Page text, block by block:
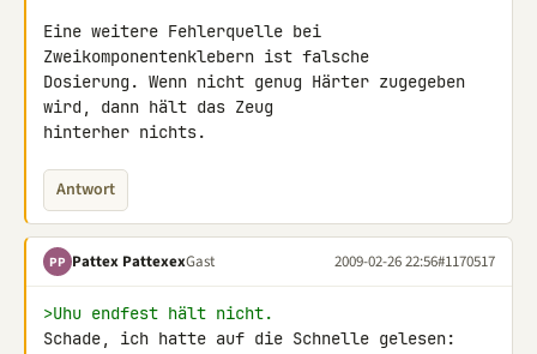
Eine weitere Fehlerquelle bei
Zweikomponentenklebern ist falsche
Dosierung. Wenn nicht genug Härter zugegeben
wird, dann hält das Zeug
hinterher nichts.
Antwort
PP Pattex PattexexGast 2009-02-26 22:56#1170517
>Uhu endfest hält nicht.
Schade, ich hatte auf die Schnelle gelesen: